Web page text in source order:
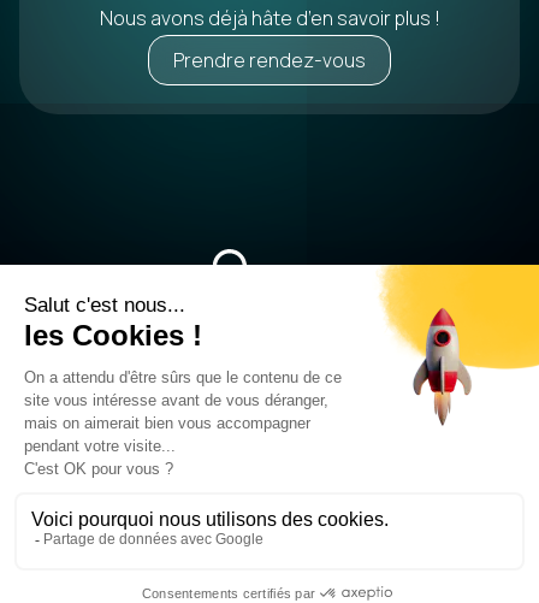
Nous avons déjà hâte d’en savoir plus !
Prendre rendez-vous
04 58 00 50 08
545 Av. de l’Europe 38330 Montbonnot-Saint-Martin
© 2025 Ascanio. Tous droits réservés Mentions légales